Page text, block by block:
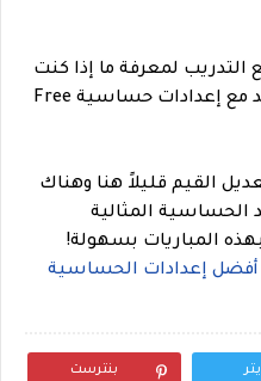
التدريب لمعرفة ما إذا كنت
مرتاحًا ويمكن أن تؤدي بشكل جيد مع إعدادات حساسية Free
القيم قليلاً هنا وهناك
الحساسية المثالية
المباريات بسهولة!
أفضل إعدادات الحساسية
بنترست